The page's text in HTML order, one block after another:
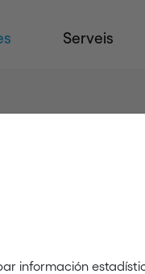
información
Serveis